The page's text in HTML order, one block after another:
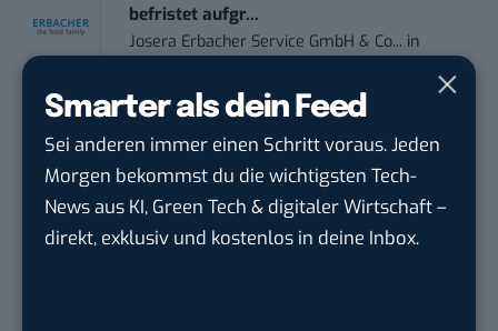
Smarter als dein Feed
Sei anderen immer einen Schritt voraus. Jeden
Morgen bekommst du die wichtigsten Tech-
News aus KI, Green Tech & digitaler Wirtschaft –
direkt, exklusiv und kostenlos in deine Inbox.
befristet aufgr...
Josera Erbacher Service GmbH & Co... in
Social Media Manager (m/w/d)
Referent (m/w/d) Technik & Netzwerke